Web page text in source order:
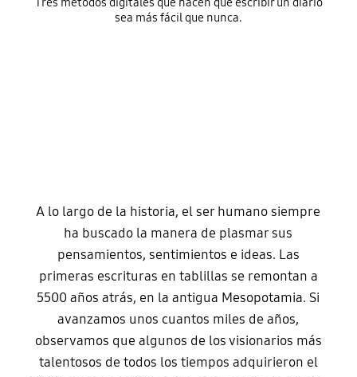
sea más fácil que nunca.
A lo largo de la historia, el ser humano siempre
ha buscado la manera de plasmar sus
pensamientos, sentimientos e ideas. Las
primeras escrituras en tablillas se remontan a
5500 años atrás, en la antigua Mesopotamia. Si
avanzamos unos cuantos miles de años,
observamos que algunos de los visionarios más
talentosos de todos los tiempos adquirieron el